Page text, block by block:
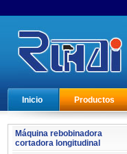
Inicio Productos
Máquina rebobinadora
cortadora longitudinal